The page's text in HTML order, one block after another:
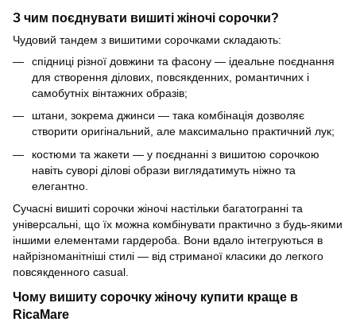
З чим поєднувати вишиті жіночі сорочки?
Чудовий тандем з вишитими сорочками складають:
спідниці різної довжини та фасону — ідеальне поєднання
для створення ділових, повсякденних, романтичних і
самобутніх вінтажних образів;
штани, зокрема джинси — така комбінація дозволяє
створити оригінальний, але максимально практичний лук;
костюми та жакети — у поєднанні з вишитою сорочкою
навіть суворі ділові образи виглядатимуть ніжно та
елегантно.
Сучасні вишиті сорочки жіночі настільки багатогранні та
універсальні, що їх можна комбінувати практично з будь-якими
іншими елементами гардероба. Вони вдало інтегруються в
найрізноманітніші стилі — від стриманої класики до легкого
повсякденного casual.
Чому вишиту сорочку жіночу купити краще в
RicaMare